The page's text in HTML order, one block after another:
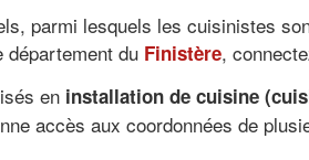
parmi lesquels les cuisinistes
département du Finistère,
en installation de cuisine
accès aux coordonnées de